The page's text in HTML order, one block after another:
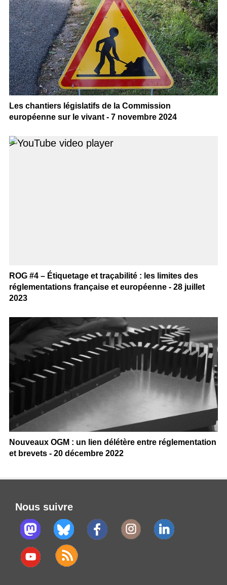
Les chantiers législatifs de la Commission
européenne sur le vivant - 7 novembre 2024
>
ROG #4 – Étiquetage et traçabilité : les limites des
réglementations française et européenne - 28 juillet
2023
Nouveaux OGM : un lien délétère entre réglementation
et brevets - 20 décembre 2022
Nous suivre